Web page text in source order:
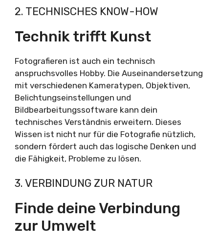
2. TECHNISCHES KNOW-HOW
Technik trifft Kunst
Fotografieren ist auch ein technisch
anspruchsvolles Hobby. Die Auseinandersetzung
mit verschiedenen Kameratypen, Objektiven,
Belichtungseinstellungen und
Bildbearbeitungssoftware kann dein
technisches Verständnis erweitern. Dieses
Wissen ist nicht nur für die Fotografie nützlich,
sondern fördert auch das logische Denken und
die Fähigkeit, Probleme zu lösen.
3. VERBINDUNG ZUR NATUR
Finde deine Verbindung
zur Umwelt